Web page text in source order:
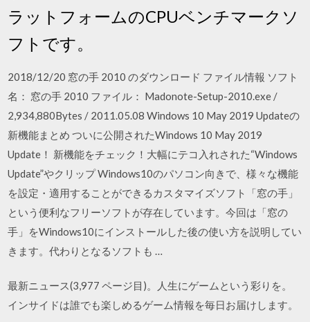
ラットフォームのCPUベンチマークソ
フトです。
2018/12/20 窓の手 2010 のダウンロード ファイル情報 ソフト
名： 窓の手 2010 ファイル： Madonote-Setup-2010.exe /
2,934,880Bytes / 2011.05.08 Windows 10 May 2019 Updateの
新機能まとめ ついに公開されたWindows 10 May 2019
Update！ 新機能をチェック！大幅にテコ入れされた“Windows
Update”やクリップ Windows10のパソコン向きで、様々な機能
を設定・適用することができるカスタマイズソフト「窓の手」
という便利なフリーソフトが存在しています。今回は「窓の
手」をWindows10にインストールした後の使い方を説明してい
きます。代わりとなるソフトも …
最新ニュース(3,977 ページ目)。人生にゲームという彩りを。
インサイドは誰でも楽しめるゲーム情報を毎日お届けします。